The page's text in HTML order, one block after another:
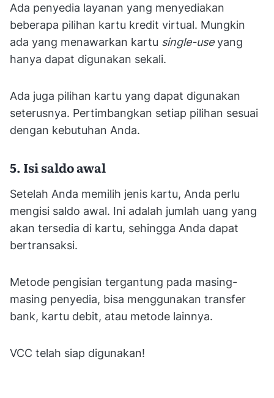
Ada penyedia layanan yang menyediakan
beberapa pilihan kartu kredit virtual. Mungkin
ada yang menawarkan kartu single-useyang
hanya dapat digunakan sekali.
Ada juga pilihan kartu yang dapat digunakan
seterusnya. Pertimbangkan setiap pilihan sesuai
dengan kebutuhan Anda.
5. Isi saldo awal
Setelah Anda memilih jenis kartu, Anda perlu
mengisi saldo awal. Ini adalah jumlah uang yang
akan tersedia di kartu, sehingga Anda dapat
bertransaksi.
Metode pengisian tergantung pada masing-
masing penyedia, bisa menggunakan transfer
bank, kartu debit, atau metode lainnya.
VCC telah siap digunakan!